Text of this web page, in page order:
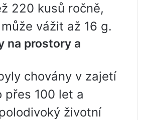
220 kusů ročně,
vážit až 16 g.
na prostory a
chovány v zajetí
přes 100 let a
životní